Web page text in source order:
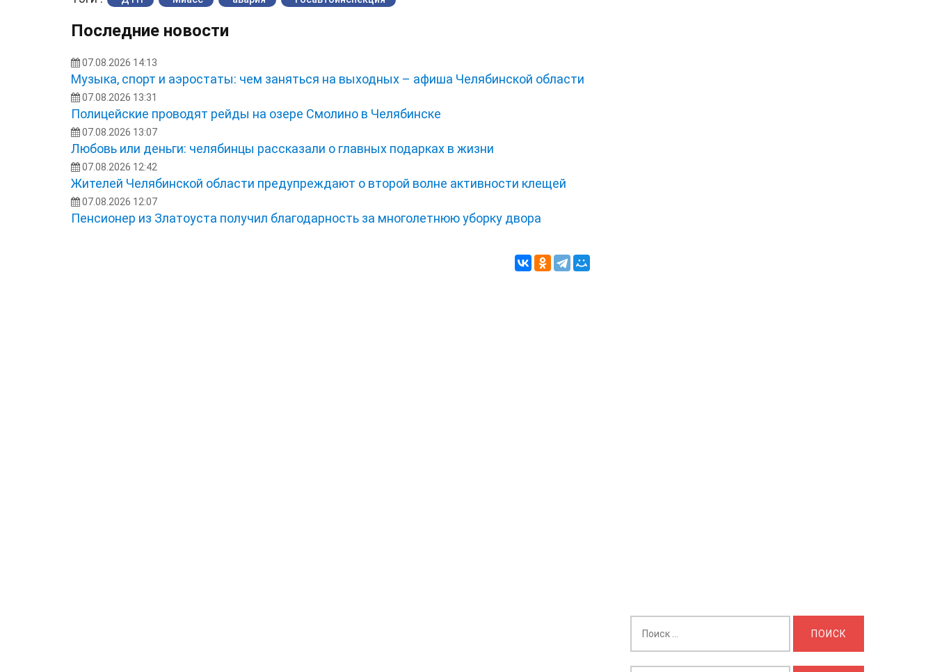
Последние новости
07.08.2026 14:13
Музыка, спорт и аэростаты: чем заняться на выходных – афиша Челябинской области
07.08.2026 13:31
Полицейские проводят рейды на озере Смолино в Челябинске
07.08.2026 13:07
Любовь или деньги: челябинцы рассказали о главных подарках в жизни
07.08.2026 12:42
Жителей Челябинской области предупреждают о второй волне активности клещей
07.08.2026 12:07
Пенсионер из Златоуста получил благодарность за многолетнюю уборку двора